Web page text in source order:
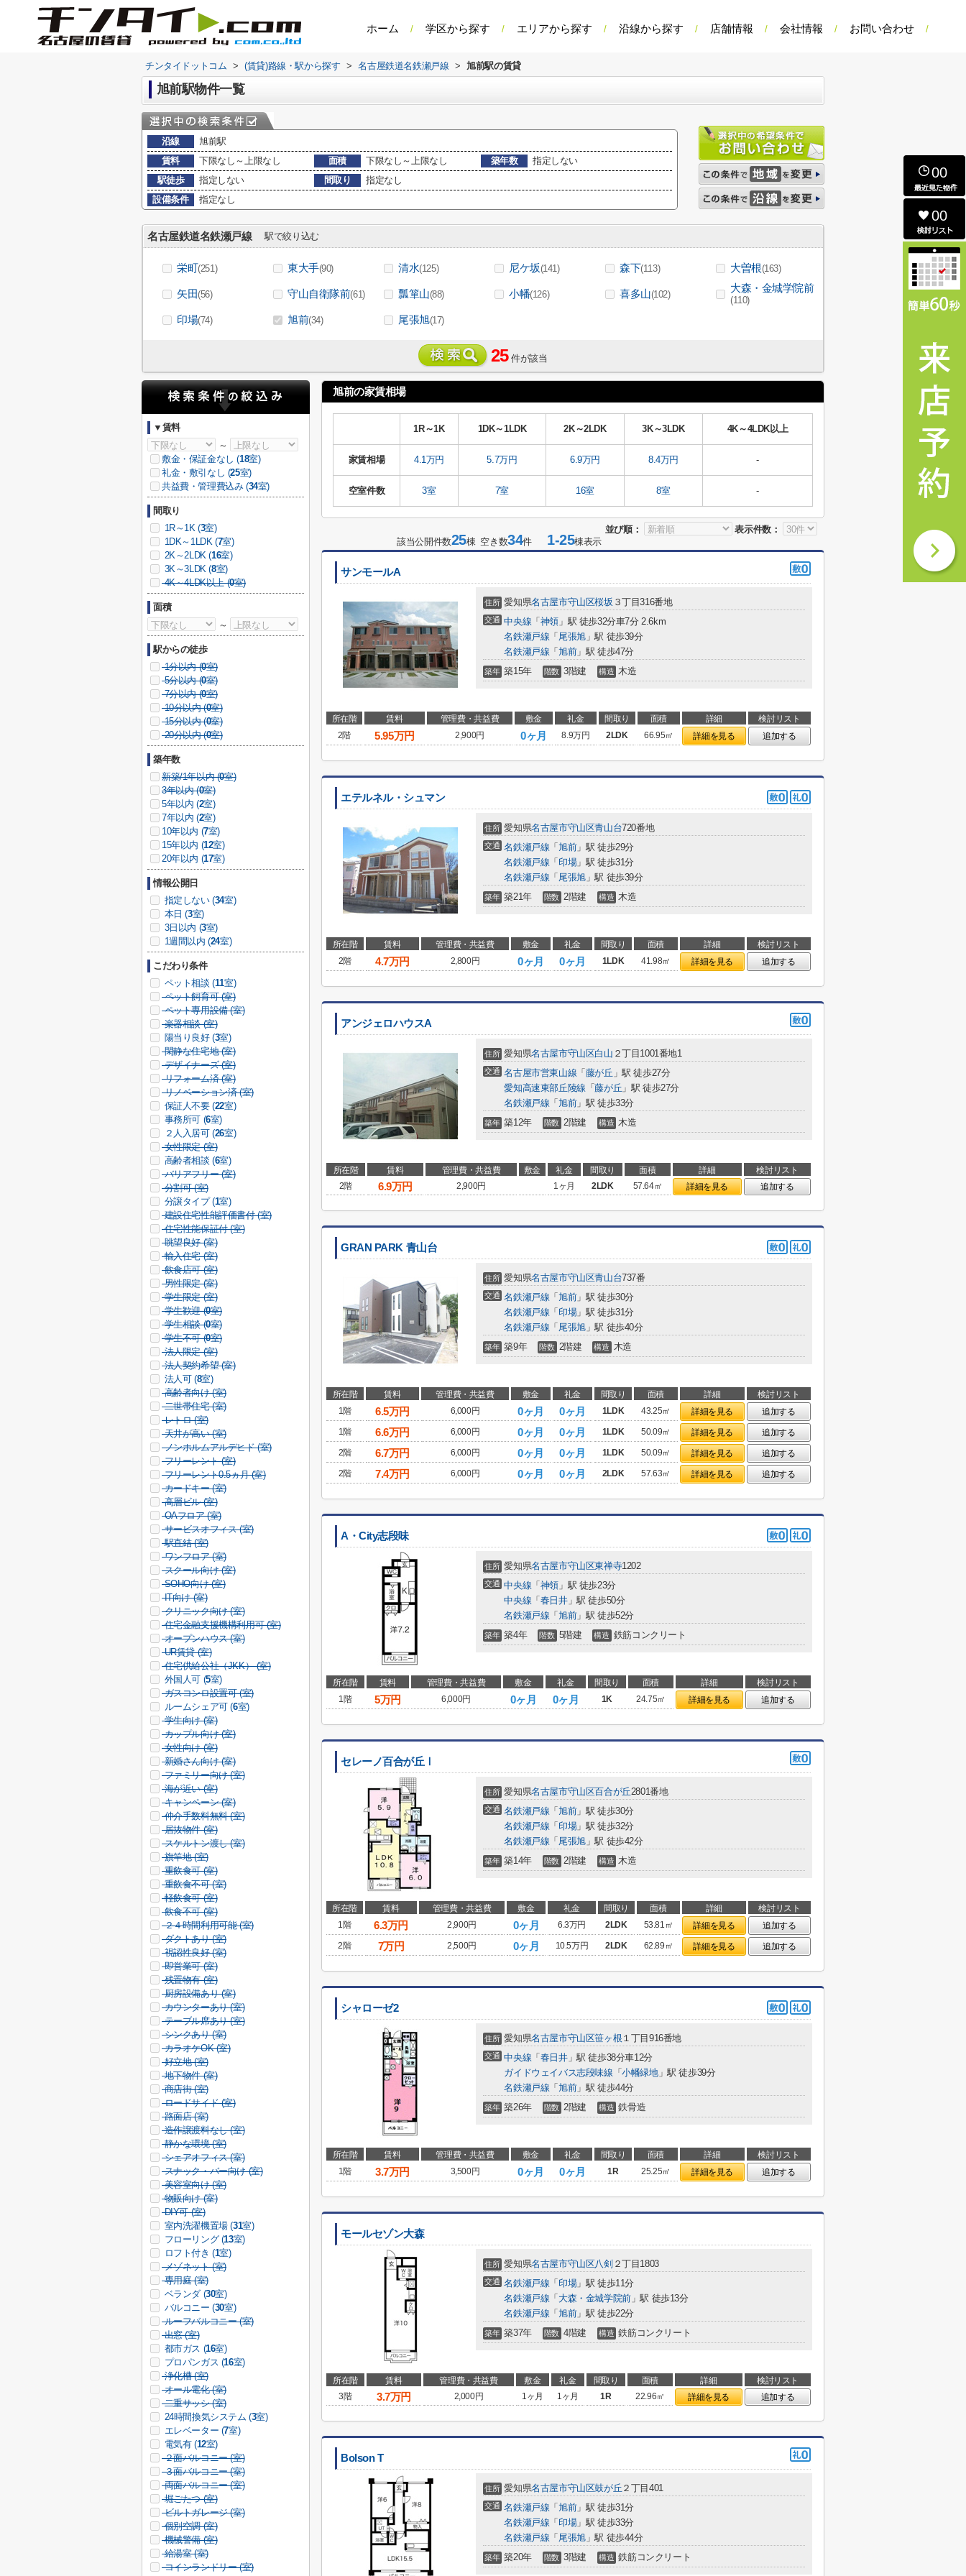
ホーム 学区から探す エリアから探す 沿線から探す 店舗情報 会社情報 お問い合わせ
チンタイドットコム > (賃貸)路線・駅から探す > 名古屋鉄道名鉄瀬戸線 > 旭前駅の賃貸
旭前駅物件一覧
沿線
旭前駅
賃料
下限なし～上限なし 面積 下限なし～上限なし 築年数
指定しない
駅徒歩
指定しない 間取り
指定なし
設備条件
指定なし
名古屋鉄道名鉄瀬戸線 駅で絞り込む
栄町(251) 東大手(90) 清水(125) 尼ケ坂(141) 森下(113) 大曽根(163)
矢田(56) 守山自衛隊前(61) 瓢箪山(88) 小幡(126) 喜多山(102)
大森・金城学院前
(110)
印場(74) 旭前(34) 尾張旭(17)
25 件が該当
旭前の家賃相場
1R～1K 1DK～1LDK 2K～2LDK 3K～3LDK 4K～4LDK以上
家賃相場 4.1万円 5.7万円 6.9万円 8.4万円 -
空室件数 3室 7室 16室 8室 -
並び順：
表示件数：
該当公開件数25棟 空き数34件1-25棟表示
サンモールA
住所 愛知県名古屋市守山区桜坂 ３丁目316番地
交通 中央線 「 神領 」駅 徒歩32分車7分 2.6km
名鉄瀬戸線 「 尾張旭」駅 徒歩39分
名鉄瀬戸線 「 旭前」駅 徒歩47分
築年 築15年 階数 3階建 構造 木造
所在階 賃料 管理費・共益費 敷金 礼金 間取り 面積 詳細
検討リスト
2階
5.95万円 2,900円 0ヶ月 8.9万円 2LDK 66.95㎡ 詳細を見る 追加する
エテルネル・シュマン
住所 愛知県名古屋市守山区青山台720番地
交通 名鉄瀬戸線 「 旭前」駅 徒歩29分
名鉄瀬戸線 「 印場」駅 徒歩31分
名鉄瀬戸線 「 尾張旭」駅 徒歩39分
築年 築21年 階数 2階建 構造 木造
所在階 賃料 管理費・共益費 敷金 礼金 間取り 面積 詳細
検討リスト
2階
4.7万円 2,800円 0ヶ月 0ヶ月 1LDK 41.98㎡ 詳細を見る 追加する
アンジェロハウスA
住所 愛知県名古屋市守山区白山 ２丁目1001番地1
交通 名古屋市営東山線 「 藤が丘 」駅 徒歩27分
愛知高速東部丘陵線 「藤が丘 」駅 徒歩27分
名鉄瀬戸線 「 旭前」駅 徒歩33分
築年 築12年 階数 2階建 構造 木造
所在階 賃料 管理費・共益費 敷金 礼金 間取り 面積 詳細
検討リスト
2階
6.9万円 2,900円 1ヶ月 2LDK 57.64㎡ 詳細を見る 追加する
GRAN PARK 青山台
住所 愛知県名古屋市守山区青山台737番
交通 名鉄瀬戸線 「 旭前」駅 徒歩30分
名鉄瀬戸線 「 印場」駅 徒歩31分
名鉄瀬戸線 「 尾張旭」駅 徒歩40分
築年 築9年 階数 2階建 構造 木造
所在階 賃料 管理費・共益費 敷金 礼金 間取り 面積 詳細
検討リスト
1階
6.5万円 6,000円 0ヶ月 0ヶ月 1LDK 43.25㎡ 詳細を見る
追加する
1階
6.6万円 6,000円 0ヶ月 0ヶ月 1LDK 50.09㎡ 詳細を見る
追加する
2階
6.7万円 6,000円 0ヶ月 0ヶ月 1LDK 50.09㎡ 詳細を見る
追加する
2階
7.4万円 6,000円 0ヶ月 0ヶ月 2LDK 57.63㎡ 詳細を見る 追加する
A・City志段味
住所 愛知県名古屋市守山区東禅寺1202
交通 中央線 「 神領 」駅 徒歩23分
中央線 「 春日井」駅 徒歩50分
名鉄瀬戸線 「 旭前」駅 徒歩52分
築年 築4年 階数 5階建 構造 鉄筋コンクリート
所在階 賃料 管理費・共益費 敷金 礼金 間取り 面積 詳細
検討リスト
1階
5万円 6,000円 0ヶ月 0ヶ月 1K 24.75㎡ 詳細を見る 追加する
セレーノ百合が丘Ⅰ
住所 愛知県名古屋市守山区百合が丘2801番地
交通 名鉄瀬戸線 「 旭前」駅 徒歩30分
名鉄瀬戸線 「 印場」駅 徒歩32分
名鉄瀬戸線 「 尾張旭」駅 徒歩42分
築年 築14年 階数 2階建 構造 木造
所在階 賃料 管理費・共益費 敷金 礼金 間取り 面積 詳細
検討リスト
1階
6.3万円 2,900円 0ヶ月 6.3万円 2LDK 53.81㎡ 詳細を見る
追加する
2階
7万円 2,500円 0ヶ月 10.5万円 2LDK 62.89㎡ 詳細を見る 追加する
シャローゼ2
住所 愛知県名古屋市守山区笹ヶ根 １丁目916番地
交通 中央線 「 春日井」駅 徒歩38分車12分
ガイドウェイバス志段味線 「小幡緑地」駅 徒歩39分
名鉄瀬戸線 「 旭前」駅 徒歩44分
築年 築26年 階数 2階建 構造 鉄骨造
所在階 賃料 管理費・共益費 敷金 礼金 間取り 面積 詳細
検討リスト
1階
3.7万円 3,500円 0ヶ月 0ヶ月 1R 25.25㎡ 詳細を見る 追加する
モールセゾン大森
住所 愛知県名古屋市守山区八剣 ２丁目1803
交通 名鉄瀬戸線 「 印場」駅 徒歩11分
名鉄瀬戸線 「 大森・金城学院前」駅 徒歩13分
名鉄瀬戸線 「 旭前」駅 徒歩22分
築年 築37年 階数 4階建 構造 鉄筋コンクリート
所在階 賃料 管理費・共益費 敷金 礼金 間取り 面積 詳細
検討リスト
3階
3.7万円 2,000円 1ヶ月 1ヶ月 1R 22.96㎡ 詳細を見る 追加する
Bolson T
住所 愛知県名古屋市守山区鼓が丘 ２丁目401
交通 名鉄瀬戸線 「 旭前」駅 徒歩31分
名鉄瀬戸線 「 印場」駅 徒歩33分
名鉄瀬戸線 「 尾張旭」駅 徒歩44分
築年 築20年 階数 3階建 構造 鉄筋コンクリート
▼賃料
～
敷金・保証金なし (18室)
礼金・敷引なし (25室)
共益費・管理費込み (34室)
間取り
1R～1K (3室)
1DK～1LDK (7室)
2K～2LDK (16室)
3K～3LDK (8室)
4K～4LDK以上 (0室)
面積
～
駅からの徒歩
1分以内 (0室)
5分以内 (0室)
7分以内 (0室)
10分以内 (0室)
15分以内 (0室)
20分以内 (0室)
築年数
新築/1年以内 (0室)
3年以内 (0室)
5年以内 (2室)
7年以内 (2室)
10年以内 (7室)
15年以内 (12室)
20年以内 (17室)
情報公開日
指定しない (34室)
本日 (3室)
3日以内 (3室)
1週間以内 (24室)
こだわり条件
ペット相談 (11室)
ペット飼育可 (室)
ペット専用設備 (室)
楽器相談 (室)
陽当り良好 (3室)
閑静な住宅地 (室)
デザイナーズ (室)
リフォーム済 (室)
リノベーション済 (室)
保証人不要 (22室)
事務所可 (6室)
２人入居可 (26室)
女性限定 (室)
高齢者相談 (6室)
バリアフリー (室)
分割可 (室)
分譲タイプ (1室)
建設住宅性能評価書付 (室)
住宅性能保証付 (室)
眺望良好 (室)
輸入住宅 (室)
飲食店可 (室)
男性限定 (室)
学生限定 (室)
学生歓迎 (0室)
学生相談 (0室)
学生不可 (0室)
法人限定 (室)
法人契約希望 (室)
法人可 (8室)
高齢者向け (室)
二世帯住宅 (室)
レトロ (室)
天井が高い (室)
ノンホルムアルデヒド (室)
フリーレント (室)
フリーレント0.5ヵ月 (室)
カードキー (室)
高層ビル (室)
OAフロア (室)
サービスオフィス (室)
駅直結 (室)
ワンフロア (室)
スクール向け (室)
SOHO向け (室)
IT向け (室)
クリニック向け (室)
住宅金融支援機構利用可 (室)
オープンハウス (室)
UR賃貸 (室)
住宅供給公社（JKK） (室)
外国人可 (5室)
ガスコンロ設置可 (室)
ルームシェア可 (6室)
学生向け (室)
カップル向け (室)
女性向け (室)
新婚さん向け (室)
ファミリー向け (室)
海が近い (室)
キャンペーン (室)
仲介手数料無料 (室)
居抜物件 (室)
スケルトン渡し (室)
旗竿地 (室)
重飲食可 (室)
重飲食不可 (室)
軽飲食可 (室)
飲食不可 (室)
２４時間利用可能 (室)
ダクトあり (室)
視認性良好 (室)
即営業可 (室)
残置物有 (室)
厨房設備あり (室)
カウンターあり (室)
テーブル席あり (室)
シンクあり (室)
カラオケOK (室)
好立地 (室)
地下物件 (室)
商店街 (室)
ロードサイド (室)
路面店 (室)
造作譲渡料なし (室)
静かな環境 (室)
シェアオフィス (室)
スナック・バー向け (室)
美容室向け (室)
物販向け (室)
DIY可 (室)
室内洗濯機置場 (31室)
フローリング (13室)
ロフト付き (1室)
メゾネット (室)
専用庭 (室)
ベランダ (30室)
バルコニー (30室)
ルーフバルコニー (室)
出窓 (室)
都市ガス (16室)
プロパンガス (16室)
浄化槽 (室)
オール電化 (室)
二重サッシ (室)
24時間換気システム (3室)
エレベーター (7室)
電気有 (12室)
２面バルコニー (室)
３面バルコニー (室)
両面バルコニー (室)
堀ごたつ (室)
ビルトガレージ (室)
個別空調 (室)
機械警備 (室)
給湯室 (室)
コインランドリー (室)
00
00